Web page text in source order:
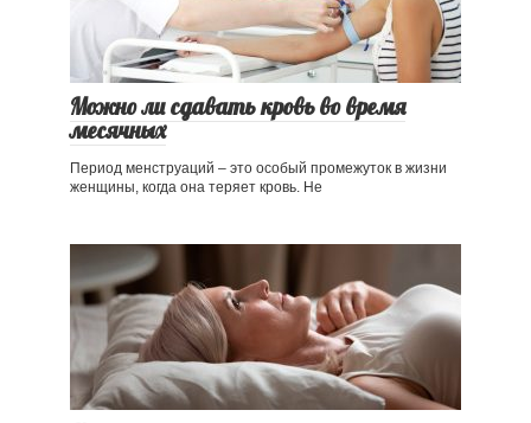
Можно ли сдавать кровь во время
месячных
Период менструаций – это особый промежуток в жизни
женщины, когда она теряет кровь. Не